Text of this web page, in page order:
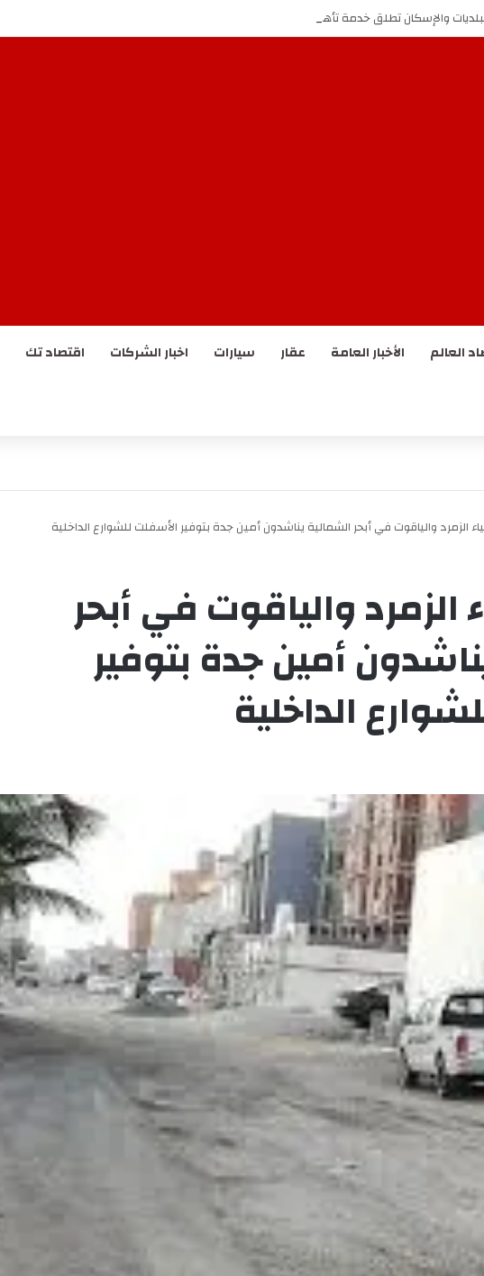
والإسكان تطلق خدمة تأهيل المقاولين.. ومهلة تصحيحية حتى يونيو 2027
العالم الأخبار العامة عقار سيارات اخبار الشركات اقتصاد تك
الزمرد والياقوت في أبحر الشمالية يناشدون أمين جدة بتوفير الأسفلت للشوارع الداخلية
الزمرد والياقوت في أبحر
أمين جدة بتوفير
الداخلية